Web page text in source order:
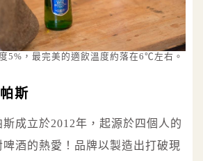
5%，最完美的適飲溫度約落在6℃左右。
斯
成立於2012年，起源於四個人的
酒的熱愛！品牌以製造出打破現